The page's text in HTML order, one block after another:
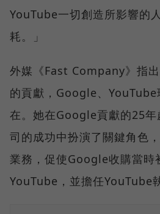
YouTube一切創造所影響的
耗。」
外媒《Fast Company》指
的貢獻，Google、YouTube
在。她在Google貢獻的25年
司的成功中扮演了關鍵角色
業務，促使Google收購當時
YouTube，並擔任YouTube